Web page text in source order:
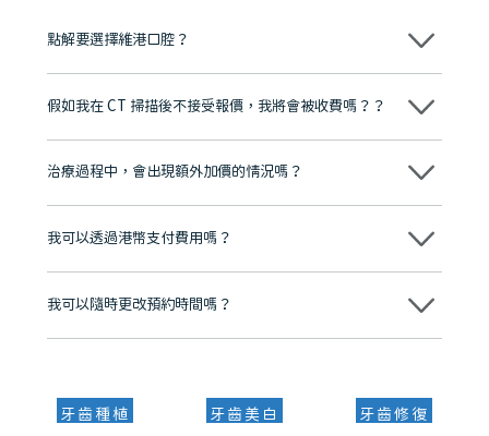
點解要選擇維港口腔？
維港口腔踐行「醫道濟世」的大學校訓，各分院匯聚來自香港、內地的
牌」、「2025香港企業領袖品牌」，是諾貝爾種植系統全球放心植牙中
至今已服務超過三十個國家和地區的顧客，受到粵港澳大灣區及周邊城
市市民極高的口碑評價及信任推薦 珠海、深圳設有八大分院，香港亦設
有咨詢及服務保障中心，有任何問題都可以隨時預約免費咨詢，讓人十
假如我在 CT 掃描後不接受報價，我將會被收費嗎？？
不會！只要未開始實際服務之前，你不會被收取任何費用。
治療過程中，會出現額外加價的情況嗎？
不會，治療前我們會詳細說明治療方案及對應的價錢，顧客同意並簽字
我可以透過港幣支付費用嗎？
可以。維港口腔會按照當日匯率轉算收取費用，而匯率會及時告知客人
我可以隨時更改預約時間嗎？
可以，請盡早通過wechat或whatsapp聯絡我們，告知我們你原本預約
牙齒種植
牙齒美白
牙齒修復